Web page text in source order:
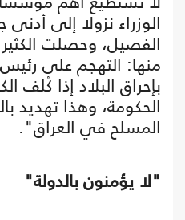
الوزراء نزولا إلى
الفصيل، وحصلت
منها: التهجم على رئيس
بإحراق البلاد إذا كُلف
الحكومة، وهذا تهديد
المسلح في العراق".
"لا يؤمنون بالدولة"